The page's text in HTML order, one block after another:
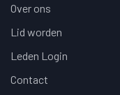
Over ons
Lid worden
Leden Login
Contact